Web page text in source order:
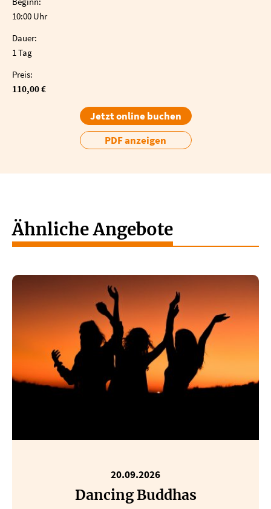
10:00 Uhr
Dauer:
1 Tag
Preis:
110,00 €
Jetzt online buchen
PDF anzeigen
Ähnliche Angebote
20.09.2026
Dancing Buddhas